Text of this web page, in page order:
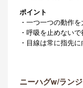
ポイント
・一つ一つの動作
・呼吸を止めない
・目線は常に指先
ニーハグw/ラン